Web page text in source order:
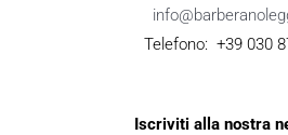
Telefono: +39 030
Iscriviti alla nostra